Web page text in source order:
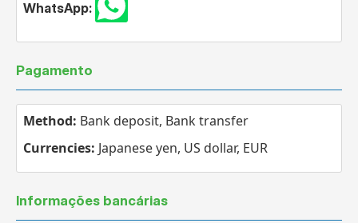
WhatsApp:
Pagamento
Method: Bank deposit, Bank transfer
Currencies: Japanese yen, US dollar, EUR
Informações bancárias